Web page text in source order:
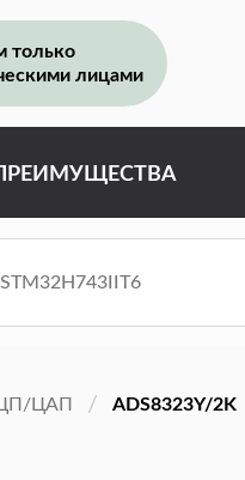
только
лицами
ЦАП ADS8323Y/2K